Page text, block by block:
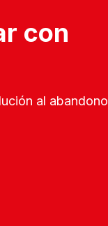
con
al abandono